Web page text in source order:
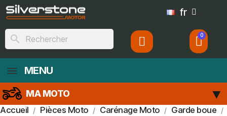
fr
search
MENU
MA MOTO
Accueil Pièces Moto Carénage Moto Garde boue